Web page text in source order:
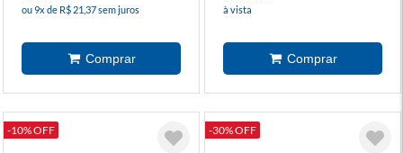
ou 9x de R$ 21,37 sem juros à vista
-10% OFF -30% OFF